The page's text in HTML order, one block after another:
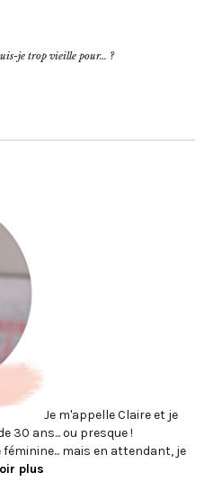
je trop vieille pour… ?
Je m'appelle Claire et je
30 ans... ou presque !
mais en attendant, je
plus